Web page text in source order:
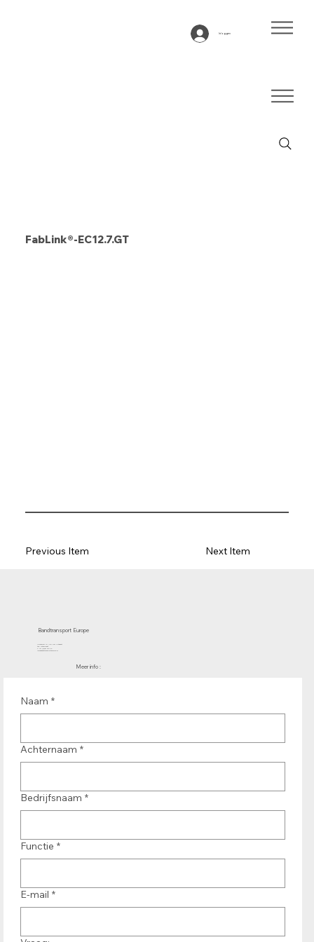
Inloggen
FabLink®-EC12.7.GT
Next Item
Previous Item
Bandtransport Europe
Meer info :
Naam *
Achternaam *
Bedrijfsnaam *
Functie *
E-mail *